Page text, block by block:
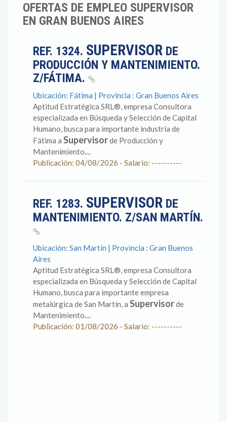
OFERTAS DE EMPLEO SUPERVISOR
EN GRAN BUENOS AIRES
REF. 1324. SUPERVISOR DE
PRODUCCIÓN Y MANTENIMIENTO.
Z/FÁTIMA.
Ubicación: Fátima | Provincia : Gran Buenos Aires
Aptitud Estratégica SRL®, empresa Consultora
especializada en Búsqueda y Selección de Capital
Humano, busca para importante industria de
Fátima a Supervisorde Producción y
Mantenimiento....
Publicación: 04/08/2026 - Salario: ----------
REF. 1283. SUPERVISOR DE
MANTENIMIENTO. Z/SAN MARTÍN.
Ubicación: San Martín | Provincia : Gran Buenos
Aires
Aptitud Estratégica SRL®, empresa Consultora
especializada en Búsqueda y Selección de Capital
Humano, busca para importante empresa
metalúrgica de San Martín, a Supervisorde
Mantenimiento....
Publicación: 01/08/2026 - Salario: ----------